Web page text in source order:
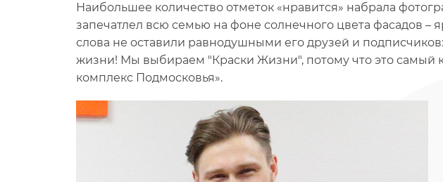
Наибольшее количество отметок «нравится» набрала
запечатлел всю семью на фоне солнечного цвета фасадов
слова не оставили равнодушными его друзей и
жизни! Мы выбираем "Краски Жизни", потому что это самый
комплекс Подмосковья».